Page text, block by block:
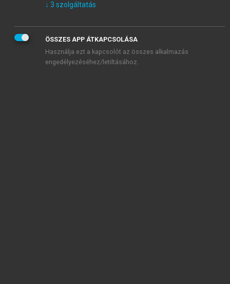
KIPRÓBÁLOM
↓ 3 szolgáltatás
ÖSSZES APP ÁTKAPCSOLÁSA
Használja ezt a kapcsolót az összes alkalmazás
engedélyezéséhez/letiltásához.